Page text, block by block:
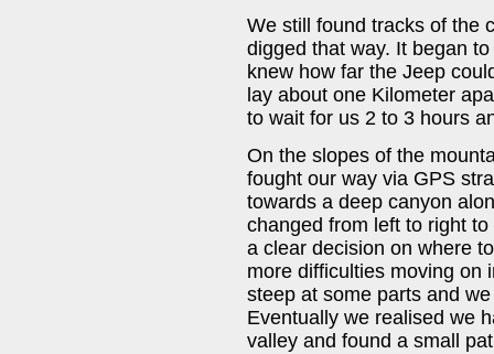
We still found tracks of the
digged that way. It began
knew how far the Jeep
lay about one Kilometer
to wait for us 2 to 3 hours
On the slopes of the
fought our way via GPS
towards a deep canyon
changed from left to right
a clear decision on where
more difficulties moving on
steep at some parts and
Eventually we realised we
valley and found a small